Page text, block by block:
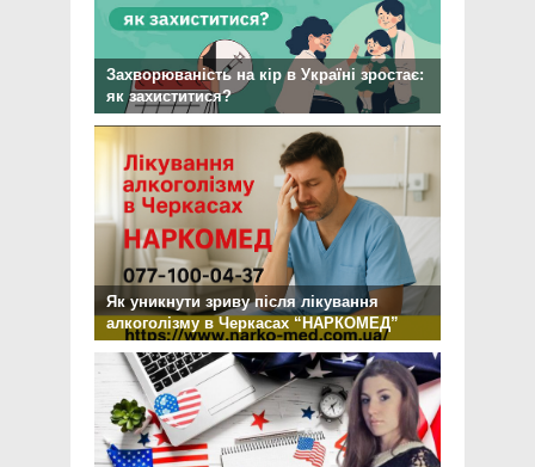
Захворюваність на кір в Україні зростає:
як захиститися?
Як уникнути зриву після лікування
алкоголізму в Черкасах “НАРКОМЕД”